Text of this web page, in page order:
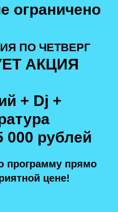
ограничено
ПО ЧЕТВЕРГ
АКЦИЯ
+ Dj +
000 рублей
программу прямо
цене!